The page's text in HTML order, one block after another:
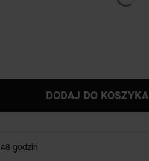
DODAJ DO KOSZYKA
48 godzin